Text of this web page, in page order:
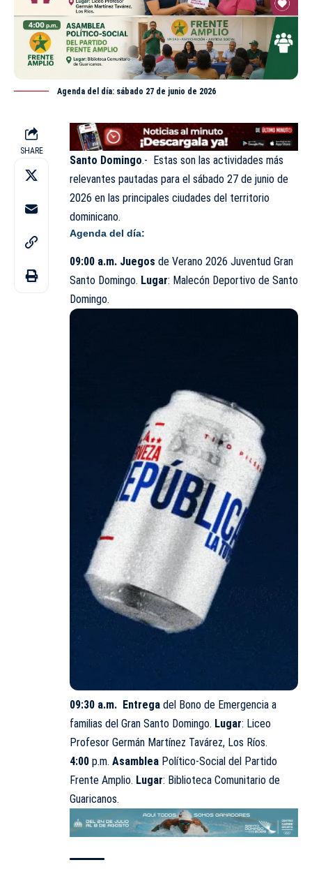
Agenda del día: sábado 27 de junio de 2026
SHARE
Santo Domingo.- Estas son las actividades más
relevantes pautadas para el sábado 27 de junio de
2026 en las principales ciudades del territorio
dominicano.
Agenda del día:
09:00 a.m. Juegos de Verano 2026 Juventud Gran
Santo Domingo. Lugar: Malecón Deportivo de Santo
Domingo.
09:30 a.m. Entrega del Bono de Emergencia a
familias del Gran Santo Domingo. Lugar: Liceo
Profesor Germán Martínez Tavárez, Los Ríos.
4:00 p.m. Asamblea Político-Social del Partido
Frente Amplio. Lugar: Biblioteca Comunitario de
Guaricanos.